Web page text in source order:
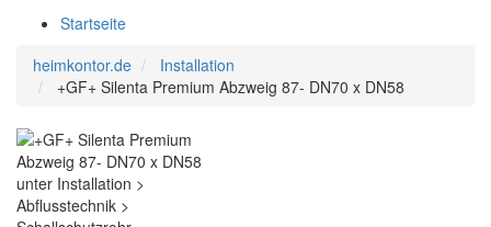
Startseite
heimkontor.de
Installation
+GF+ Silenta Premium Abzweig 87- DN70 x DN58